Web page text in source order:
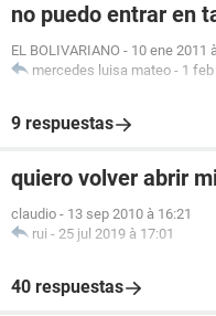
no puedo entrar en
EL BOLIVARIANO - 10 ene 2011
mercedes luisa mateo - 1
9 respuestas
quiero volver abrir
claudio - 13 sep 2010 à 16:21
rui - 25 jul 2019 à 17:01
40 respuestas